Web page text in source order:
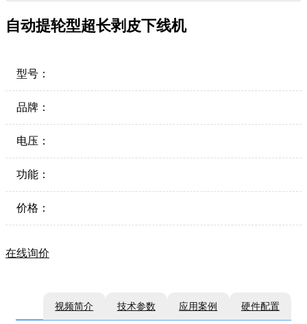
自动提轮型超长剥皮下线机
型号：
品牌：
电压：
功能：
价格：
在线询价
视频简介 技术参数 应用案例 硬件配置